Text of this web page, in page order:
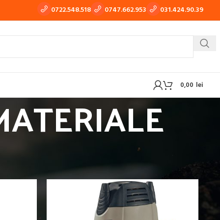
0722.548.518 0747.662.953 031.424.90.39
WIGAPARATE DE TRAS TABLA, TINICHIGERIE AUTO
0,00 lei